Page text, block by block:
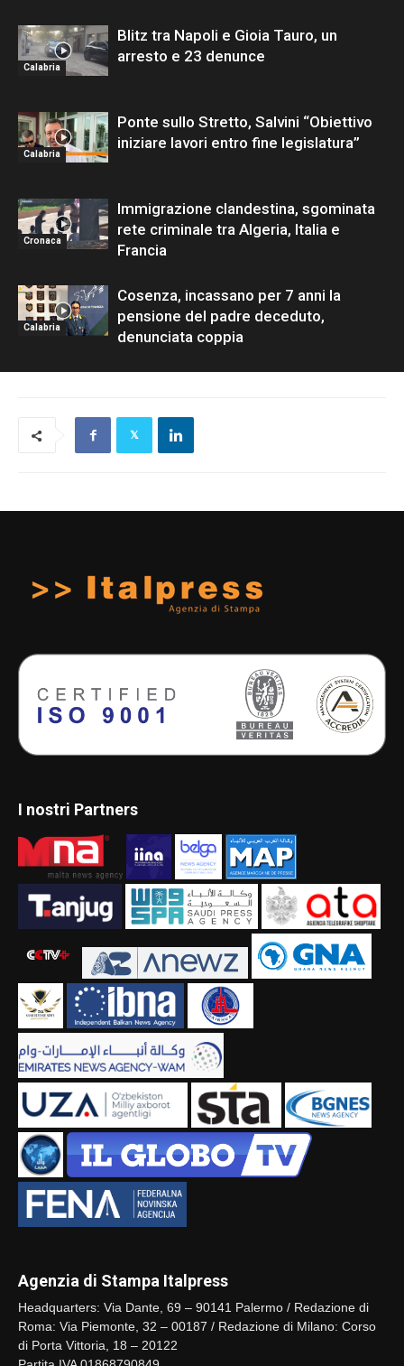
Calabria
Blitz tra Napoli e Gioia Tauro, un
arresto e 23 denunce
Calabria
Ponte sullo Stretto, Salvini “Obiettivo
iniziare lavori entro fine legislatura”
Cronaca
Immigrazione clandestina, sgominata
rete criminale tra Algeria, Italia e
Francia
Calabria
Cosenza, incassano per 7 anni la
pensione del padre deceduto,
denunciata coppia
I nostri Partners
Agenzia di Stampa Italpress
Headquarters: Via Dante, 69 – 90141 Palermo / Redazione di
Roma: Via Piemonte, 32 – 00187 / Redazione di Milano: Corso
di Porta Vittoria, 18 – 20122